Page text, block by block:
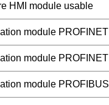
HMI module usable
module
module
module